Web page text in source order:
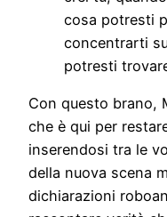
cosa potresti
concentrarti
potresti
Con questo brano,
che è qui per
inserendosi tra le
della nuova scena
dichiarazioni